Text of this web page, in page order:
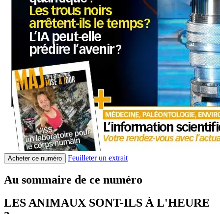
Acheter ce numéro Feuilleter un extrait
Au sommaire de ce numéro
LES ANIMAUX SONT-ILS À L'HEURE